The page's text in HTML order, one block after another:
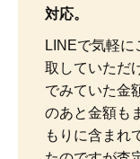
対応。
LINEで気軽
取していただ
でみていた金
のあと金額も
もりに含まれ